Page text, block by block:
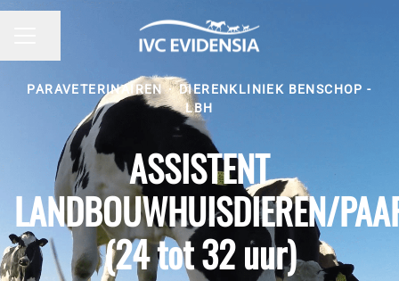
PARAVETERINAIREN · DIERENKLINIEK BENSCHOP -
LBH
ASSISTENT
LANDBOUWHUISDIEREN/
(24 tot 32 uur)